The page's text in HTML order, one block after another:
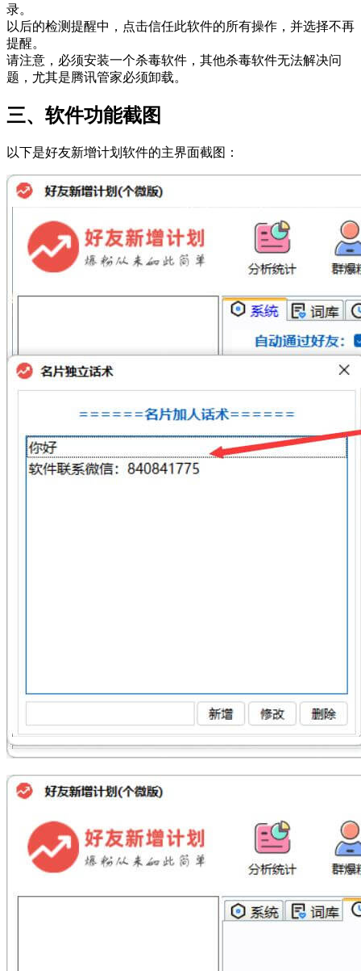
录。
以后的检测提醒中，点击信任此软件的所有操作，并选择不再
提醒。
请注意，必须安装一个杀毒软件，其他杀毒软件无法解决问
题，尤其是腾讯管家必须卸载。
三、软件功能截图
以下是好友新增计划软件的主界面截图：